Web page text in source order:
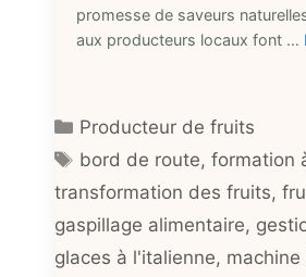
promesse de saveurs
aux producteurs locaux font …
Catégories
Producteur de fruits
Étiquettes
bord de route,formation
transformation des fruits,
gaspillage alimentaire,
glaces à l'italienne, machine